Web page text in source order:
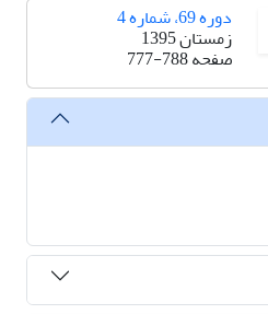
دوره 69، شماره 4
زمستان 1395
صفحه777-788